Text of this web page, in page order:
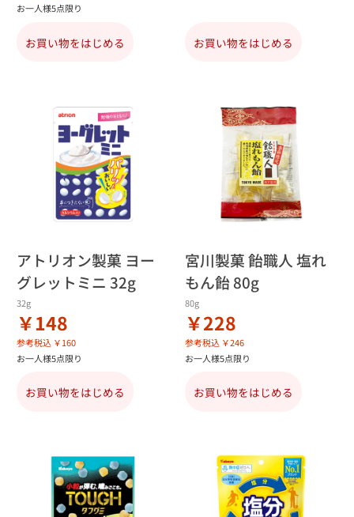
お一人様5点限り
お買い物をはじめる お買い物をはじめる
アトリオン製菓 ヨー
グレットミニ 32g
32g
￥148
参考税込 ￥160
お一人様5点限り
お買い物をはじめる
宮川製菓 飴職人 塩れ
もん飴 80g
80g
￥228
参考税込 ￥246
お一人様5点限り
お買い物をはじめる